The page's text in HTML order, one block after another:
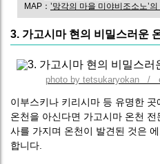
MAP： ’망각의 마을 미야비조소노’의
3. 가고시마 현의 비밀스러운
photo by tetsukaryokan /
이부스키나 키리시마 등 유명한
온천을 아신다면 가고시마 온천
사를 가지며 온천이 발견된 것은
합니다.